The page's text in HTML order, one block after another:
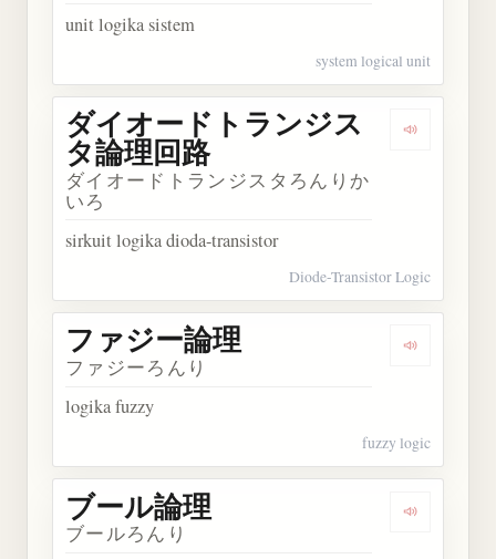
unit logika sistem
system logical unit
ダイオードトランジス
タ論理回路
ダイオードトランジスタろんりか
いろ
sirkuit logika dioda-transistor
Diode-Transistor Logic
Dengarkan
ファジー論理
ファジーろんり
logika fuzzy
fuzzy logic
Dengarkan
ブール論理
ブールろんり